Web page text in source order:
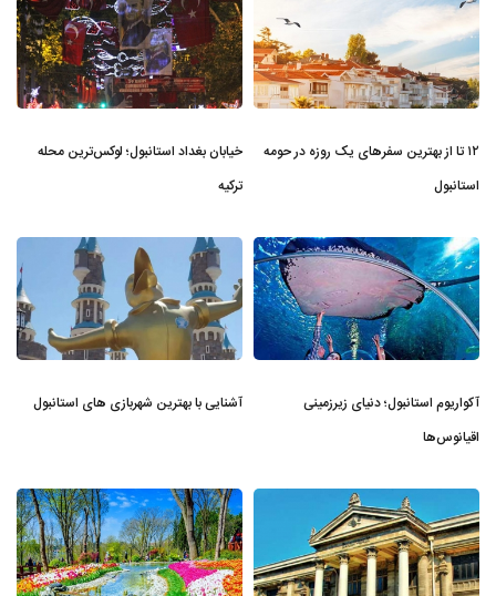
۱۲ تا از بهترین سفرهای یک روزه در حومه
استانبول
خیابان بغداد استانبول؛ لوکس‌ترین محله
ترکیه
آکواریوم استانبول؛ دنیای زیرزمینی
اقیانوس‌ها
آشنایی با بهترین شهربازی های استانبول